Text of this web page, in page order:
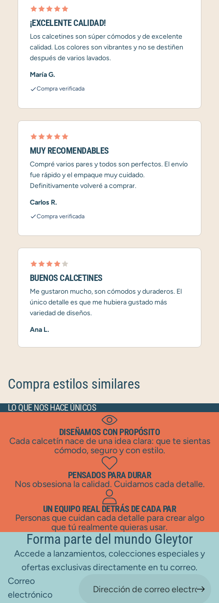
¡EXCELENTE CALIDAD!
Los calcetines son súper cómodos y de excelente
calidad. Los colores son vibrantes y no se destiñen
después de varios lavados.
María G.
Compra verificada
MUY RECOMENDABLES
Compré varios pares y todos son perfectos. El envío
fue rápido y el empaque muy cuidado.
Definitivamente volveré a comprar.
Carlos R.
Compra verificada
BUENOS CALCETINES
Me gustaron mucho, son cómodos y duraderos. El
único detalle es que me hubiera gustado más
variedad de diseños.
Ana L.
Compra estilos similares
LO QUE NOS HACE ÚNICOS
DISEÑAMOS CON PROPÓSITO
Cada calcetín nace de una idea clara: que te sientas
cómodo, seguro y con estilo.
PENSADOS PARA DURAR
Nos obsesiona la calidad. Cuidamos cada detalle.
UN EQUIPO REAL DETRÁS DE CADA PAR
Personas que cuidan cada detalle para crear algo
que tú realmente quieras usar.
Forma parte del mundo Gleytor
Accede a lanzamientos, colecciones especiales y
ofertas exclusivas directamente en tu correo.
Correo
electrónico